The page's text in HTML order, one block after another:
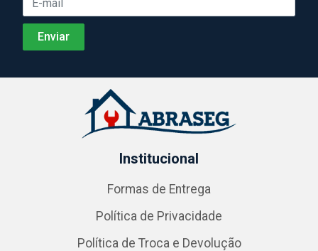
Institucional
Formas de Entrega
Política de Privacidade
Política de Troca e Devolução